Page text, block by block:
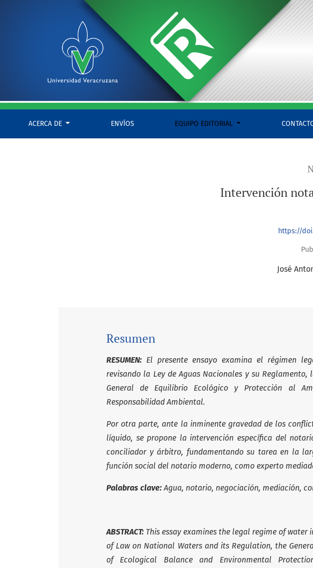
Intervención notarial en conflictos del Agua
ACERCA DE ENVÍOS EQUIPO EDITORIAL
Intervención
https://
José
Resumen
RESUMEN: El presente ensayo examina el régimen
revisando la Ley de Aguas Nacionales y su Reglamento,
General de Equilibrio Ecológico y Protección al
Responsabilidad Ambiental.
Por otra parte, ante la inminente gravedad de los
líquido, se propone la intervención específica del
conciliador y árbitro, fundamentando su tarea en la
función social del notario moderno, como experto
Palabras clave:Agua, notario, negociación, mediación,
ABSTRACT: This essay examines the legal regime of water
of Law on National Waters and its Regulation, the
of Ecological Balance and Environmental